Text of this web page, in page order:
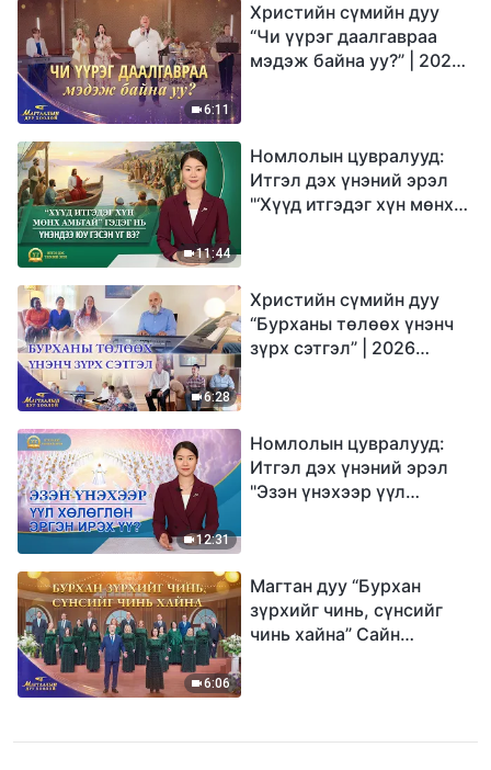
6:11
Христийн сүмийн дуу
“Чи үүрэг даалгавраа
мэдэж байна уу?” | 2026
11:44
Номлолын цувралууд:
Итгэл дэх үнэний эрэл
"‘Хүүд итгэдэг хүн мөнх
6:28
Христийн сүмийн дуу
“Бурханы төлөөх үнэнч
зүрх сэтгэл” | 2026
12:31
Номлолын цувралууд:
Итгэл дэх үнэний эрэл
"Эзэн үнэхээр үүл
6:06
Магтан дуу “Бурхан
зүрхийг чинь, сүнсийг
чинь хайна” Сайн